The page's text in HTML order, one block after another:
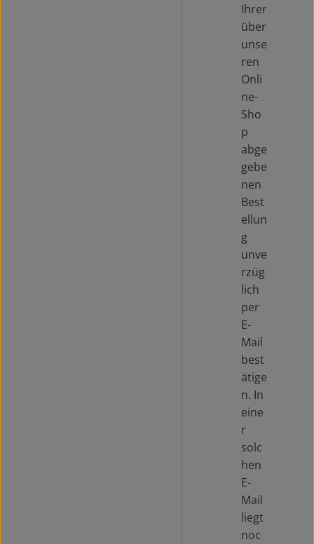
Ihrer
über
unse
ren
Onli
ne-
Sho
p
abge
gebe
nen
Best
ellun
g
unve
rzüg
lich
per
E-
Mail
best
ätige
n. In
eine
r
solc
hen
E-
Mail
liegt
noc